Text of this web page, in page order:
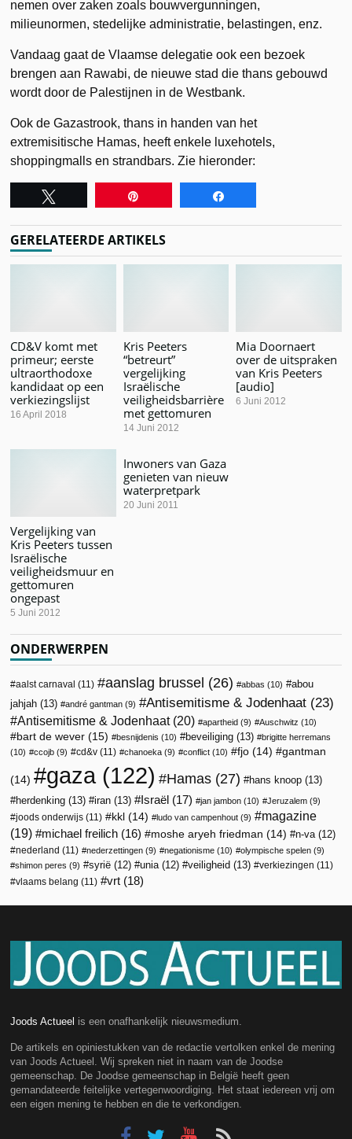
nemen over zaken zoals bouwvergunningen,
milieunormen, stedelijke administratie, belastingen, enz.
Vandaag gaat de Vlaamse delegatie ook een bezoek
brengen aan Rawabi, de nieuwe stad die thans gebouwd
wordt door de Palestijnen in de Westbank.
Ook de Gazastrook, thans in handen van het
extremisitische Hamas, heeft enkele luxehotels,
shoppingmalls en strandbars. Zie hieronder:
GERELATEERDE ARTIKELS
CD&V komt met
primeur; eerste
ultraorthodoxe
kandidaat op een
verkiezingslijst
16 April 2018
Kris Peeters
“betreurt”
vergelijking
Israëlische
veiligheidsbarrière
met gettomuren
14 Juni 2012
Mia Doornaert
over de uitspraken
van Kris Peeters
[audio]
6 Juni 2012
Vergelijking van
Kris Peeters tussen
Israëlische
veiligheidsmuur en
gettomuren
ongepast
5 Juni 2012
Inwoners van Gaza
genieten van nieuw
waterpretpark
20 Juni 2011
ONDERWERPEN
aalst carnaval (11) aanslag brussel (26) abbas (10)
abou
jahjah (13) andré gantman (9) Antisemitisme & Jodenhaat (23)
Antisemitisme & Jodenhaat(20) apartheid (9) Auschwitz (10)
bart de wever (15) besnijdenis (10) beveiliging (13)
brigitte herremans
(10)
ccojb (9) cd&v (11) chanoeka (9) conflict (10) fjo (14) gantman
(14) gaza(122) Hamas (27) hans knoop (13)
herdenking (13) iran (13) Israël (17) jan jambon (10) Jeruzalem (9)
joods onderwijs (11) kkl (14) ludo van campenhout (9)
magazine
(19)
michael freilich (16) moshe aryeh friedman (14) n-va(12)
nederland (11) nederzettingen (9) negationisme (10) olympische spelen (9)
shimon peres (9) syrië (12) unia(12) veiligheid (13) verkiezingen (11)
vlaams belang (11) vrt (18)
Joods Actueel is een onafhankelijk nieuwsmedium.
De artikels en opiniestukken van de redactie vertolken enkel de mening
van Joods Actueel. Wij spreken niet in naam van de Joodse
gemeenschap. De Joodse gemeenschap in België heeft geen
gemandateerde feitelijke vertegenwoordiging. Het staat iedereen vrij om
een eigen mening te hebben en die te verkondigen.